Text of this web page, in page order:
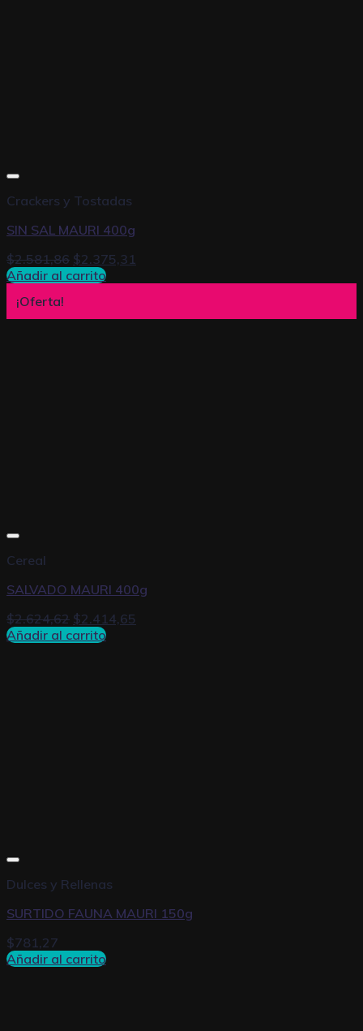
Crackers y Tostadas
SIN SAL MAURI 400g
$2.581,86 $2.375,31
Añadir al carrito
¡Oferta!
Cereal
SALVADO MAURI 400g
$2.624,62 $2.414,65
Añadir al carrito
Dulces y Rellenas
SURTIDO FAUNA MAURI 150g
$781,27
Añadir al carrito